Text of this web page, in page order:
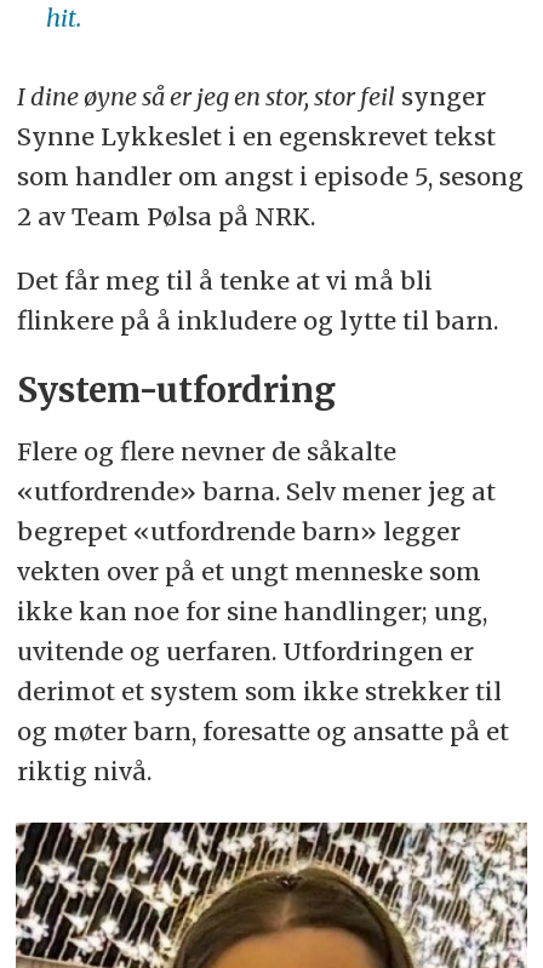
hit.
I dine øyne så er jeg en stor, stor feil synger
Synne Lykkeslet i en egenskrevet tekst
som handler om angst i episode 5, sesong
2 av Team Pølsa på NRK.
Det får meg til å tenke at vi må bli
flinkere på å inkludere og lytte til barn.
System-utfordring
Flere og flere nevner de såkalte
«utfordrende» barna. Selv mener jeg at
begrepet «utfordrende barn» legger
vekten over på et ungt menneske som
ikke kan noe for sine handlinger; ung,
uvitende og uerfaren. Utfordringen er
derimot et system som ikke strekker til
og møter barn, foresatte og ansatte på et
riktig nivå.